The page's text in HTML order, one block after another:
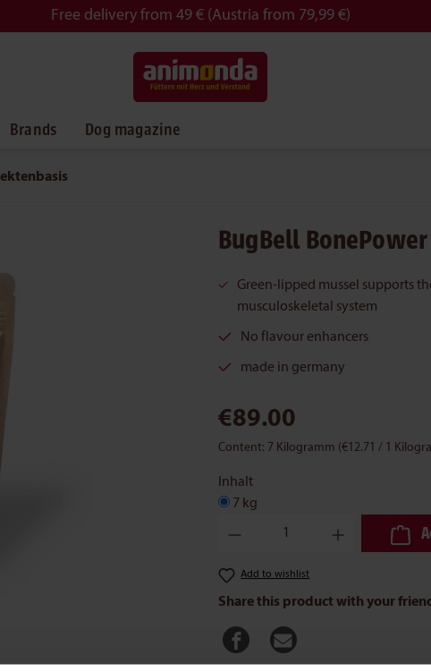
Free delivery from 49 € (Austria from 79,99 €)
Brands Dog magazine
BugBell
Green-lipped mussel supports
musculoskeletal system
No flavour enhancers
made in germany
€89.00
Content: 7 Kilogramm (€12.71 / 1
Inhalt
7 kg
Product Quantity: Enter the
Add to wishlist
Share this product with your